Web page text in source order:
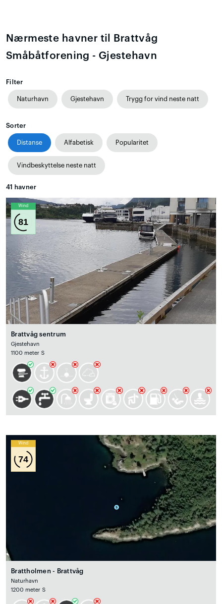
Nærmeste havner til Brattvåg
Småbåtforening - Gjestehavn
Filter
Naturhavn Gjestehavn Trygg for vind neste natt
Sorter
Distanse Alfabetisk Popularitet
Vindbeskyttelse neste natt
41 havner
Wind
81
Brattvåg sentrum
Gjestehavn
1100 meter S
Wind
74
Brattholmen - Brattvåg
Naturhavn
1200 meter S